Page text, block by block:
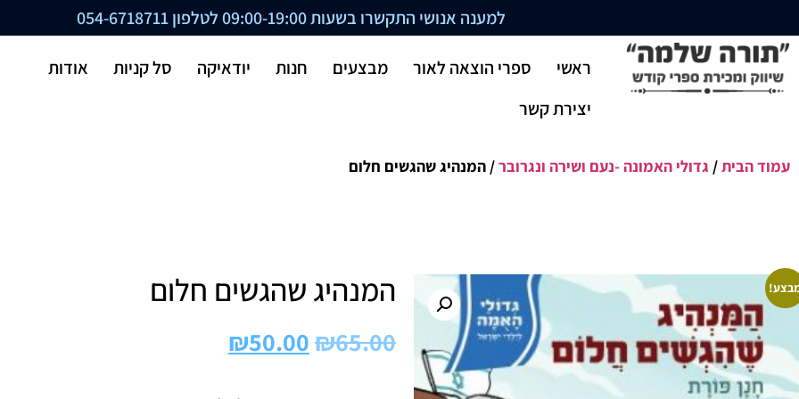
למענה אנושי התקשרו בשעות 09:00-19:00 לטלפון 054-6718711
ראשי ספרי הוצאה לאור מבצעים חנות יודאיקה סל קניות
אודות
יצירת קשר
עמוד הבית/ גדולי האמונה -נעם ושירה ונגרובר/ המנהיג שהגשים חלום
המנהיג שהגשים חלום
₪65.00
₪50.00